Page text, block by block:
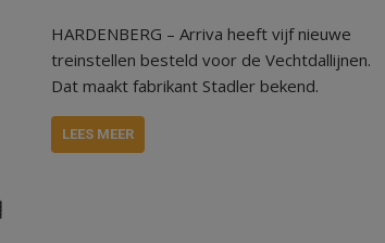
HARDENBERG – Arriva heeft vijf nieuwe
treinstellen besteld voor de Vechtdallijnen.
Dat maakt fabrikant Stadler bekend.
LEES MEER